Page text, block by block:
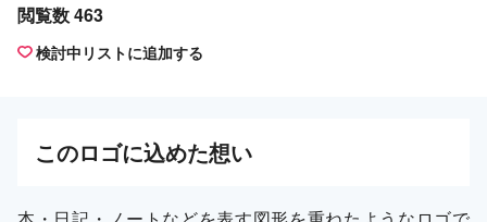
閲覧数 463
検討中リストに追加する
このロゴに込めた想い